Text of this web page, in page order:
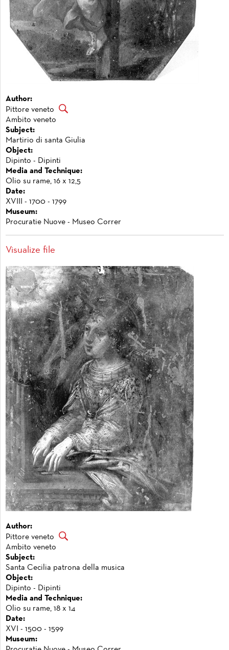
Author:
Pittore veneto
Ambito veneto
Subject:
Martirio di santa Giulia
Object:
Dipinto - Dipinti
Media and Technique:
Olio su rame, 16 x 12,5
Date:
XVIII - 1700 - 1799
Museum:
Procuratie Nuove - Museo Correr
Visualize file
Author:
Pittore veneto
Ambito veneto
Subject:
Santa Cecilia patrona della musica
Object:
Dipinto - Dipinti
Media and Technique:
Olio su rame, 18 x 14
Date:
XVI - 1500 - 1599
Museum: